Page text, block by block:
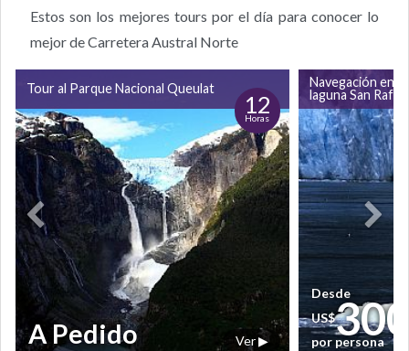
Estos son los mejores tours por el día para conocer lo
mejor de Carretera Austral Norte
Tour al Parque Nacional Queulat
12
Horas
Ver ▶
A Pedido
Navegación en
laguna San Rafael
Desde
US$
por persona